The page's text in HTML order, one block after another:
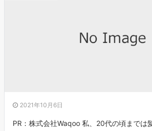
2021年10月6日
PR：株式会社Waqoo 私、20代の頃までは